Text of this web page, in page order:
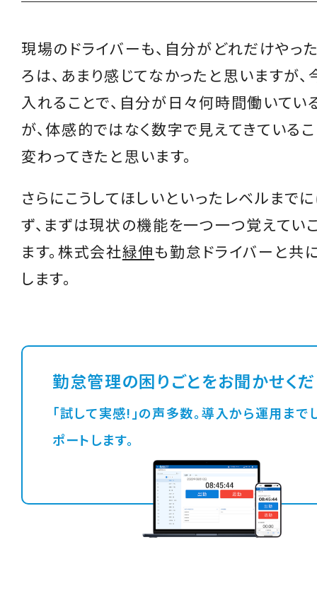
現場のドライバーも、自分がどれだけやっ
ろは、あまり感じてなかったと思いますが、
入れることで、自分が日々何時間働いてい
が、体感的ではなく数字で見えてきている
変わってきたと思います。
さらにこうしてほしいといったレベルまで
ず、まずは現状の機能を一つ一つ覚えてい
ます。株式会社緑伸 も勤怠ドライバーと共
します。
勤怠管理の困りごとをお聞かせくだ
「試して実感!」の声多数。導入から運用までしっかりサ
ポートします。